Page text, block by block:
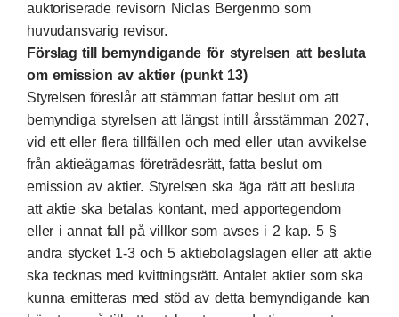
auktoriserade revisorn Niclas Bergenmo som
huvudansvarig revisor.
Förslag till bemyndigande för styrelsen att besluta
om emission av aktier (punkt 13)
Styrelsen föreslår att stämman fattar beslut om att
bemyndiga styrelsen att längst intill årsstämman 2027,
vid ett eller flera tillfällen och med eller utan avvikelse
från aktieägarnas företrädesrätt, fatta beslut om
emission av aktier. Styrelsen ska äga rätt att besluta
att aktie ska betalas kontant, med apportegendom
eller i annat fall på villkor som avses i 2 kap. 5 §
andra stycket 1-3 och 5 aktiebolagslagen eller att aktie
ska tecknas med kvittningsrätt. Antalet aktier som ska
kunna emitteras med stöd av detta bemyndigande kan